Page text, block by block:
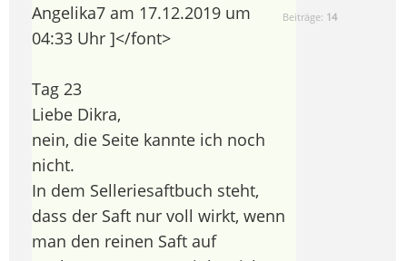
Beiträge: 14
Angelika7 am 17.12.2019 um
04:33 Uhr ]</font>
Tag 23
Liebe Dikra,
nein, die Seite kannte ich noch
nicht.
In dem Selleriesaftbuch steht,
dass der Saft nur voll wirkt, wenn
man den reinen Saft auf